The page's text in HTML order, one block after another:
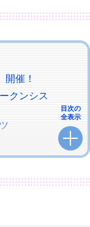
催！
クンシス
目次の
全表示